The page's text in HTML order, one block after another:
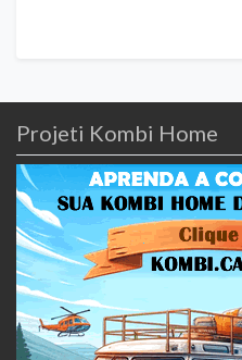
Projeti Kombi Home